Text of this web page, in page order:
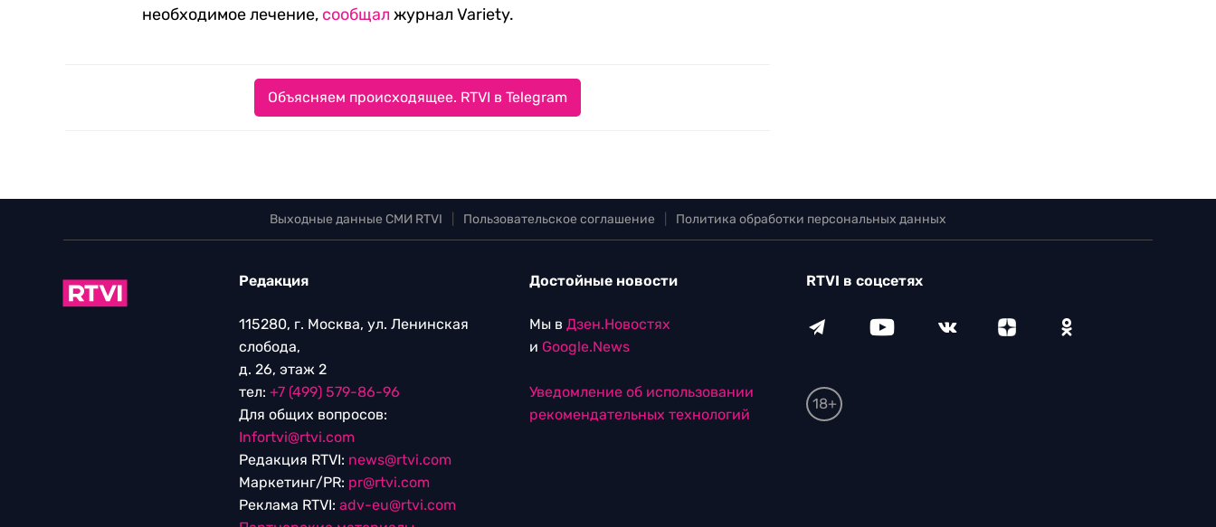
необходимое лечение, сообщал журнал Variety.
Объясняем происходящее. RTVI в Telegram
Выходные данные СМИ RTVI Пользовательское соглашение Политика обработки персональных данных
Редакция
115280, г. Москва, ул. Ленинская
слобода,
д. 26, этаж 2
тел: +7 (499) 579-86-96
Для общих вопросов:
Infortvi@rtvi.com
Редакция RTVI: news@rtvi.com
Маркетинг/PR: pr@rtvi.com
Реклама RTVI: adv-eu@rtvi.com
Достойные новости
Мы в Дзен.Новостях
и Google.News
Уведомление об использовании
рекомендательных технологий
RTVI в соцсетях
18+